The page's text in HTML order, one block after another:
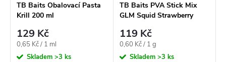
TB Baits Obalovací Pasta
Krill 200 ml
129 Kč
Měrná
cena:
0,65 Kč / 1 ml
Skladem >3 ks
TB Baits PVA Stick Mix
GLM Squid Strawberry
119 Kč
Měrná
cena:
0,60 Kč / 1 g
Skladem >3 ks